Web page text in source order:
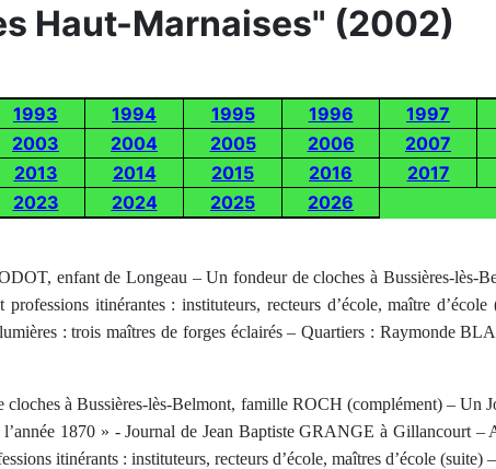
Haut-Marnaises" (2002)
1993 1994 1995 1996 1997
2003 2004 2005 2006 2007
2013 2014 2015 2016 2017
2023 2024 2025 2026
enfant de Longeau – Un fondeur de cloches à Bussières-lès-
itinérantes : instituteurs, recteurs d’école, maître
: trois maîtres de forges éclairés – Quartiers : Raymonde
cloches à Bussières-lès-Belmont, famille ROCH (complément) –
l’année 1870 » - Journal de Jean Baptiste GRANGE à Gillancourt
itinérants : instituteurs, recteurs d’école, maîtres d’école